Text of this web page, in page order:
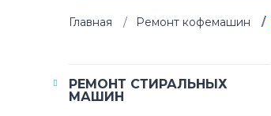
Главная Ремонт кофемашин
РЕМОНТ СТИРАЛЬНЫХ
МАШИН